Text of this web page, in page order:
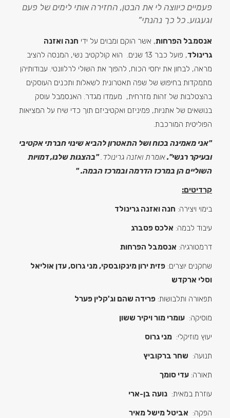
פעמיים כיווצה לי את הבטן, החזירה אותי לימים של פעם
וגעגוע. כל כך נהנתי”
אנסמבל הפרחות, אשר הוקם ומבוים על ידי חנה ואזנה
גרינולד
, פועל כבר 13 שנים. הוא קולקטיב נשי, המנסה להציב
מראה, לבחון את יחסי הכוח, להפוך את השולי לרלוונטי. עבודותיהן
מתמקדות בחיפוש של שפה תאטרונית לשאלות ותכנים העוסקים
בהצטלבות של זהות מזרחית, מעמדו מגדר. האנסמבל עוסק
בנושאים של אתניות, פמיניזם ואקטיביזם תוך כדי שיח על המציאות
הפוליטית המורכבת.
"אני מאמינה בכוח ושל התאטרון להביא שינוי חברתי אקטיבי
ובעיקר רגשי".אומרת ואזנה גרינולד."בהצגות שלנו, דמויות
השוליים הן במרכז הדרמה ובמרכז הבמה. "
קרדיטים:
בימוי ויצירה: חנה ואזנה גרינולד
עיבוד לבמה: אלכס פסברג
דרמטורגיה: אנסמבל הפרחות
שחקנים יוצרים: פזית ירון מינקובסקי, מני גרוס, עדן אוליאל
וסלי ארקדש
תפאורה ותלבושות: פרידה שהם וג'קלין פערל
מוסיקה: עומרי מור ויקיר ששון
יעוץ מוזיקלי: מני גרוס
תנועה: שחר ברקוביץ
תאורה: עדי סומך
עוזרת במאית: נועה בן-ארי
הפקה: אביטל מישל מאיר